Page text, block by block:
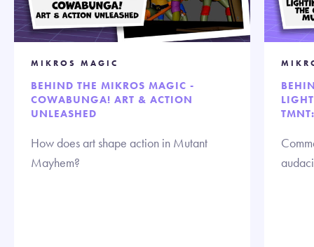
MIKROS MAGIC
BEHIND THE MIKROS MAGIC -
COWABUNGA! ART & ACTION
UNLEASHED
How does art shape action in Mutant
Mayhem?